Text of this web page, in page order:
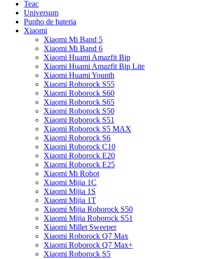
Teac
Universum
Punho de bateria
Xiaomi
Xiaomi Mi Band 5
Xiaomi Mi Band 6
Xiaomi Huami Amazfit Bip
Xiaomi Huami Amazfit Bip Lite
Xiaomi Huami Younth
Xiaomi Roborock S55
Xiaomi Roborock S60
Xiaomi Roborock S65
Xiaomi Roborock S50
Xiaomi Roborock S51
Xiaomi Roborock S5 MAX
Xiaomi Roborock S6
Xiaomi Roborock C10
Xiaomi Roborock E20
Xiaomi Roborock E25
Xiaomi Mi Robot
Xiaomi Mijia 1C
Xiaomi Mijia 1S
Xiaomi Mijia 1T
Xiaomi Mijia Roborock S50
Xiaomi Mijia Roborock S51
Xiaomi Millet Sweeper
Xiaomi Roborock Q7 Max
Xiaomi Roborock Q7 Max+
Xiaomi Roborock S5